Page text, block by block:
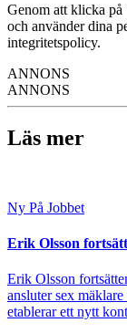
Genom att klicka på
och använder dina
integritetspolicy.
ANNONS
ANNONS
Läs mer
Ny På Jobbet
Erik Olsson
Erik Olsson
ansluter sex
etablerar ett nytt